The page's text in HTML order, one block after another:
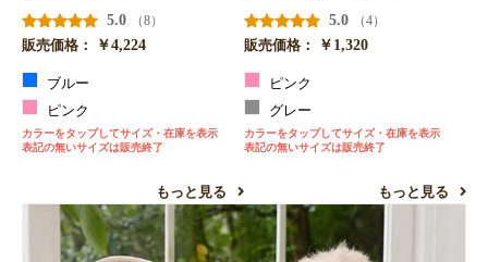
5.0
（8）
販売価格：
￥4,224
ブルー
ピンク
カラーをタップしてサイズ・在庫を表示
表記の無いサイズは販売終了
もっと見る
5.0
（4）
販売価格：
￥1,320
ピンク
グレー
カラーをタップしてサイズ・在庫を表示
表記の無いサイズは販売終了
もっと見る